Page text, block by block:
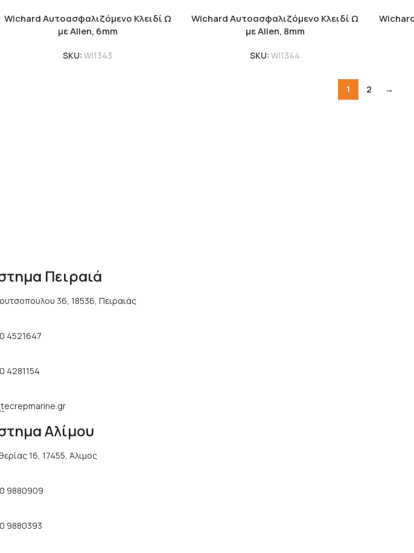
Wichard Αυτοασφαλιζόμενο Κλειδί Ω
με Allen, 6mm
SKU:WI1343
Wichard Αυτοασφαλιζόμενο Κλειδί Ω
με Allen, 8mm
SKU:WI1344
1 2 →
Πειραιά
36, 18536, Πειραιάς
4521647
4281154
Αλίμου
16, 17455, Άλιμος
9880909
9880393